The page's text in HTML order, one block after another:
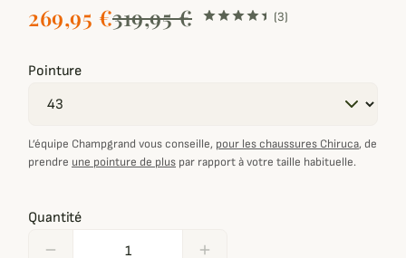
269,95 €319,95 € (3)
Pointure
L’équipe Champgrand vous conseille, pour les chaussures Chiruca, de
prendre une pointure de plus par rapport à votre taille habituelle.
Quantité
remove add